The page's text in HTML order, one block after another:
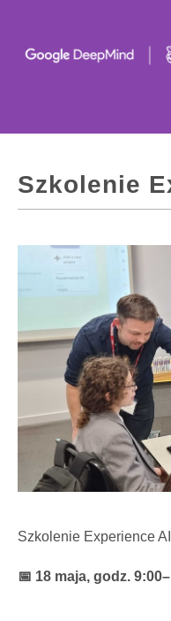
Szkolenie
Szkolenie Experience
📅 18 maja, godz.